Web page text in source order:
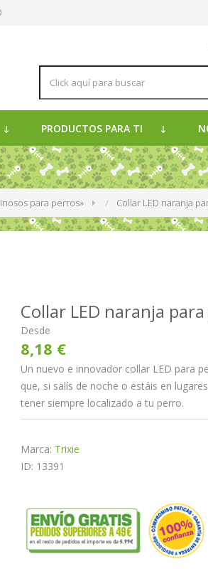
PRODUCTOS PARA TI
para perros» Collar LED naranja
Collar LED naranja
Desde
8,18 €
Un nuevo e innovador collar LED para
que, si salís de noche o estáis en
tener siempre localizado a tu perro.
Marca: Trixie
ID: 13391